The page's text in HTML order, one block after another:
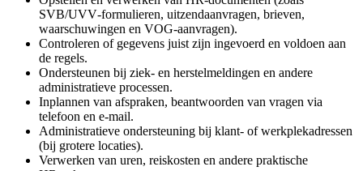
SVB/UVV‑formulieren, uitzendaanvragen, brieven,
waarschuwingen en VOG-aanvragen).
Controleren of gegevens juist zijn ingevoerd en voldoen aan
de regels.
Ondersteunen bij ziek- en herstelmeldingen en andere
administratieve processen.
Inplannen van afspraken, beantwoorden van vragen via
telefoon en e‑mail.
Administratieve ondersteuning bij klant- of werkplekadressen
(bij grotere locaties).
Verwerken van uren, reiskosten en andere praktische